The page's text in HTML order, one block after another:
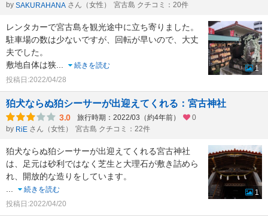
by SAKURAHANA さん（女性） 宮古島 クチコミ：20件
レンタカーで宮古島を観光途中に立ち寄りました。
駐車場の数は少ないですが、回転が早いので、大丈
夫でした。
敷地自体は狭
続きを読む
投稿日:2022/04/28
1
狛犬ならぬ狛シーサーが出迎えてくれる：宮古神社
3.0 旅行時期：2022/03（約4年前）
0
by RiE さん（女性） 宮古島 クチコミ：22件
狛犬ならぬ狛シーサーが出迎えてくれる宮古神社
は、足元は砂利ではなく芝生と大理石が敷き詰めら
れ、開放的な造りをしています。
続きを読む
投稿日:2022/04/20
1